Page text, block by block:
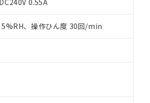
0.55A
、操作ひん度 30回/min
様のお取引先、またはお客様担当のオムロ
点は「販売ネットワーク
」をご確認くだ
事前の承諾なく第三者に漏洩または開示し
ビス）をご利用いただくには、I-Webメン
登録された部品リストについて、当社およ
が前後することがあります。
イソブチル) : 1000ppm、 BBP(フタル酸ブチルベンジル)
準値以下であることを示します。
が外部に漏えいし、環境に深刻な影響を
、化学兵器、生物兵器またはその他武器並
場合は、上記1、2および3の内容を当該第
る関係者が違法に輸出するおそれがある場
は、お客様のお取引先、またはお客様担当
ください)
報を公開していない機種